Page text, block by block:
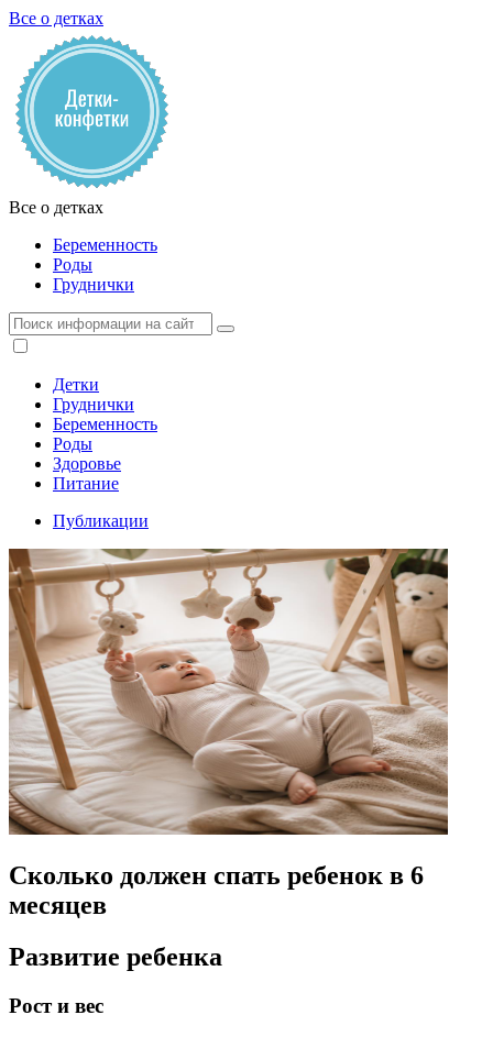
Все о детках
Все о детках
Беременность
Роды
Груднички
Детки
Груднички
Беременность
Роды
Здоровье
Питание
Публикации
Сколько должен спать ребенок в 6
месяцев
Развитие ребенка
Рост и вес